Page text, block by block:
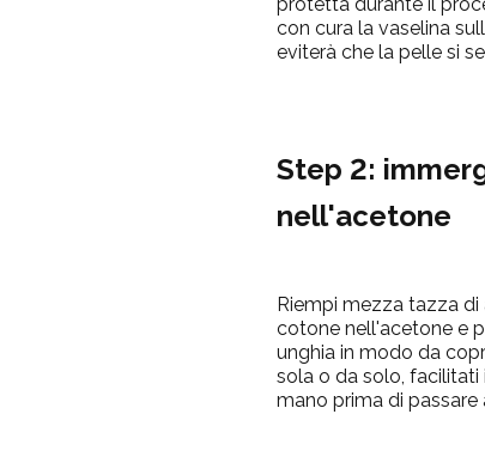
con cura la vaselina
eviterà che la pelle si
Step 2:
nell'acetone
Riempi mezza tazza di
cotone nell'acetone e
unghia in modo da
sola o da solo,
mano prima di passare